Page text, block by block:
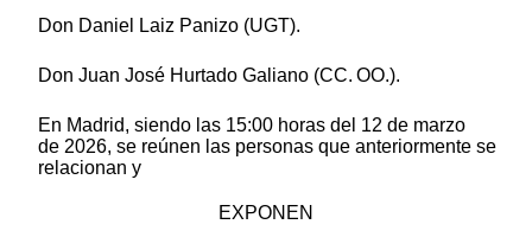
Don Daniel Laiz Panizo (UGT).
Don Juan José Hurtado Galiano (CC. OO.).
En Madrid, siendo las 15:00 horas del 12 de marzo
de 2026, se reúnen las personas que anteriormente se
relacionan y
EXPONEN